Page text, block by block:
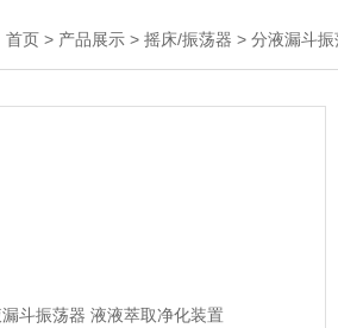
首页 > 产品展示 > 摇床/振荡器 > 分液漏斗振